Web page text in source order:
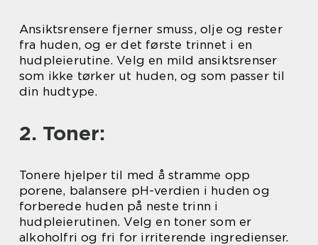
Ansiktsrensere fjerner smuss, olje og rester
fra huden, og er det første trinnet i en
hudpleierutine. Velg en mild ansiktsrenser
som ikke tørker ut huden, og som passer til
din hudtype.
2. Toner:
Tonere hjelper til med å stramme opp
porene, balansere pH-verdien i huden og
forberede huden på neste trinn i
hudpleierutinen. Velg en toner som er
alkoholfri og fri for irriterende ingredienser.